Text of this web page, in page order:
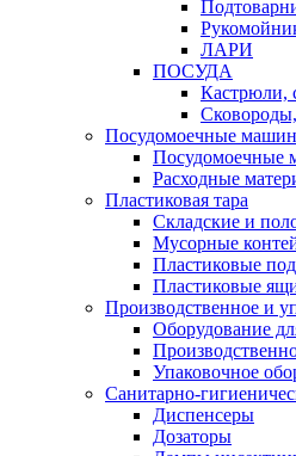
ЛАРИ
ПОСУДА
Кастрюли,
Посудомоечные
Посудомоечные
Расходные
Пластиковая тара
Складские и
Мусорные
Пластиковые
Пластиковые
Производственное и
Оборудование
Упаковочное
Санитарно-
Диспенсеры
Дозаторы